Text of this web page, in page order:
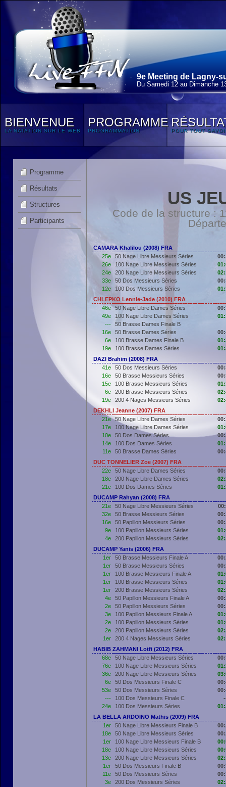
9e Meeting de Lagny-
Du Samedi 12 au Dimanche
BIENVENUE
LA NATATION SUR LE WEB
PROGRAMME
PROGRAMMATION POUR TOUT
Programme
Résultats
Structures
Participants
US
Code de la structure :
CAMARA Khalilou (2008) FRA
25e
50 Nage Libre Messieurs Séries
26e
100 Nage Libre Messieurs Séries
24e
200 Nage Libre Messieurs Séries
33e
50 Dos Messieurs Séries
12e
100 Dos Messieurs Séries
CHLEPKO Lennie-Jade (2010) FRA
46e
50 Nage Libre Dames Séries
49e
100 Nage Libre Dames Séries
---
50 Brasse Dames Finale B
16e
50 Brasse Dames Séries
6e
100 Brasse Dames Finale B
19e
100 Brasse Dames Séries
DAZI Brahim (2008) FRA
41e
50 Dos Messieurs Séries
16e
50 Brasse Messieurs Séries
15e
100 Brasse Messieurs Séries
6e
200 Brasse Messieurs Séries
19e
200 4 Nages Messieurs Séries
DEKHLI Jeanne (2007) FRA
21e
50 Nage Libre Dames Séries
17e
100 Nage Libre Dames Séries
10e
50 Dos Dames Séries
14e
100 Dos Dames Séries
11e
50 Brasse Dames Séries
DUC TONNELIER Zoe (2007) FRA
22e
50 Nage Libre Dames Séries
18e
200 Nage Libre Dames Séries
21e
100 Dos Dames Séries
DUCAMP Rahyan (2008) FRA
21e
50 Nage Libre Messieurs Séries
32e
50 Brasse Messieurs Séries
16e
50 Papillon Messieurs Séries
9e
100 Papillon Messieurs Séries
4e
200 Papillon Messieurs Séries
DUCAMP Yanis (2006) FRA
1er
50 Brasse Messieurs Finale A
1er
50 Brasse Messieurs Séries
1er
100 Brasse Messieurs Finale A
1er
100 Brasse Messieurs Séries
1er
200 Brasse Messieurs Séries
4e
50 Papillon Messieurs Finale A
2e
50 Papillon Messieurs Séries
3e
100 Papillon Messieurs Finale A
2e
100 Papillon Messieurs Séries
2e
200 Papillon Messieurs Séries
1er
200 4 Nages Messieurs Séries
HABIB ZAHMANI Lotfi (2012) FRA
68e
50 Nage Libre Messieurs Séries
76e
100 Nage Libre Messieurs Séries
36e
200 Nage Libre Messieurs Séries
6e
50 Dos Messieurs Finale C
53e
50 Dos Messieurs Séries
---
100 Dos Messieurs Finale C
24e
100 Dos Messieurs Séries
LA BELLA ARDOINO Mathis (2009) FRA
1er
50 Nage Libre Messieurs Finale B
18e
50 Nage Libre Messieurs Séries
1er
100 Nage Libre Messieurs Finale B
18e
100 Nage Libre Messieurs Séries
13e
200 Nage Libre Messieurs Séries
1er
50 Dos Messieurs Finale B
11e
50 Dos Messieurs Séries
3e
200 Dos Messieurs Séries